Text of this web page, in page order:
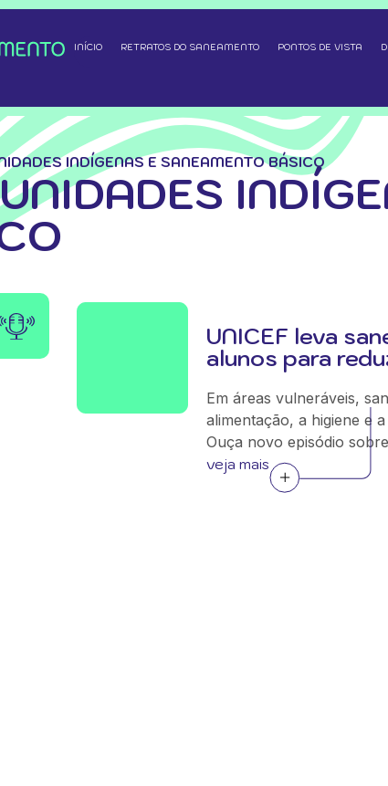
INÍCIO RETRATOS DO SANEAMENTO PONTOS DE VISTA
INDÍGENAS E SANEAMENTO BÁSICO
UNICEF leva
alunos para
Em áreas vulneráveis,
alimentação, a higiene e
Ouça novo episódio
veja mais